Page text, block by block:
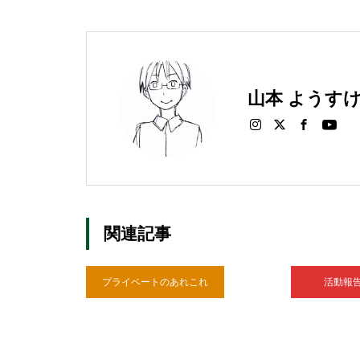
山本 ようすけ
関連記事
プライベートのあれこれ 活動報